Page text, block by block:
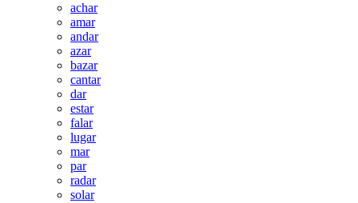
achar
amar
andar
azar
bazar
cantar
dar
estar
falar
lugar
mar
par
radar
solar